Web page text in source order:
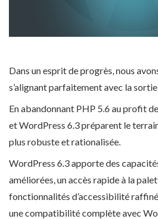
Dans un esprit de progrès, nous
s’alignant parfaitement avec la
En abandonnant PHP 5.6 au profit
et WordPress 6.3 préparent le
plus robuste et rationalisée.
WordPress 6.3 apporte des
améliorées, un accès rapide à la
fonctionnalités d’accessibilité
une compatibilité complète avec